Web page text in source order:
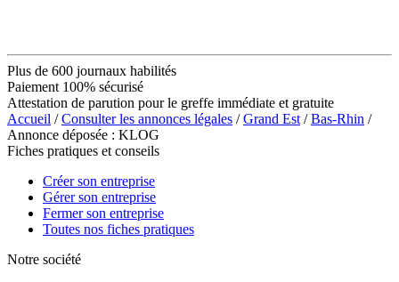
Plus de 600 journaux habilités
Paiement 100% sécurisé
Attestation de parution pour le greffe immédiate et gratuite
Accueil /Consulter les annonces légales /Grand Est /Bas-Rhin /
Annonce déposée : KLOG
Fiches pratiques et conseils
Créer son entreprise
Gérer son entreprise
Fermer son entreprise
Toutes nos fiches pratiques
Notre société